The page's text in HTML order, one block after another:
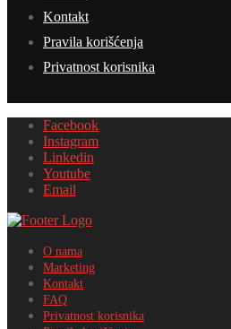
Kontakt
Pravila korišćenja
Privatnost korisnika
Facebook
Instagram
Linkedin
Youtube
Email
O nama
Marketing
Kontakt
FAQ
Privatnost korisnika